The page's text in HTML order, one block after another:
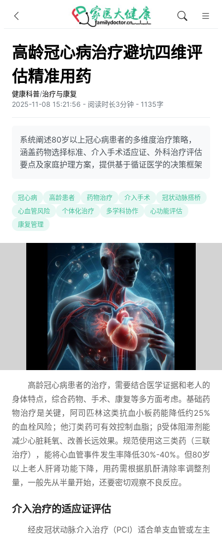
高龄冠心病治疗避坑四维评
估精准用药
健康科普/治疗与康复
2025-11-08 15:21:56 - 阅读时长3分钟 - 1135字
系统阐述80岁以上冠心病患者的多维度治疗策略，
涵盖药物选择标准、介入手术适应证、外科治疗评估
要点及家庭护理方案，提供基于循证医学的决策框架
冠心病 高龄患者 药物治疗 介入手术
冠状动脉搭桥
心血管风险
个体化治疗 多学科协作
心功能评估
康复管理
高龄冠心病患者的治疗，需要结合医学证据和老人的
身体特点，综合药物、手术、康复等多方面考虑。基础药
物治疗是关键，阿司匹林这类抗血小板药能降低约25%
的血栓风险；他汀类药可有效控制血脂；β受体阻滞剂能
减少心脏耗氧、改善长远效果。规范使用这三类药（三联
治疗），能将心血管事件发生率降低30%-40%。但80岁
以上老人肝肾功能下降，用药需根据肌酐清除率调整剂
量，一般先从半量开始，还要密切观察不良反应。
介入治疗的适应证评估
经皮冠状动脉介入治疗（PCI）适合单支血管或左主